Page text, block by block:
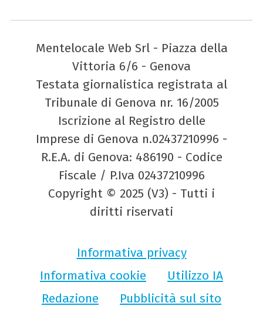
Mentelocale Web Srl - Piazza della
Vittoria 6/6 - Genova
Testata giornalistica registrata al
Tribunale di Genova nr. 16/2005
Iscrizione al Registro delle
Imprese di Genova n.02437210996 -
R.E.A. di Genova: 486190 - Codice
Fiscale / P.Iva 02437210996
Copyright © 2025 (V3) - Tutti i
diritti riservati
Informativa privacy
Informativa cookie
Utilizzo IA
Redazione
Pubblicità sul sito